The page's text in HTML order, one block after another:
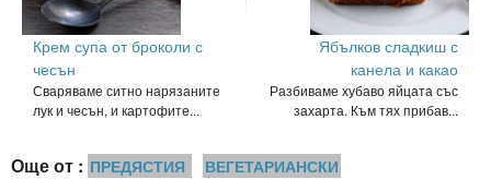
Крем супа от броколи с
чесън
Сваряваме ситно нарязаните
лук и чесън, и картофите...
Ябълков сладкиш с
канела и какао
Разбиваме хубаво яйцата със
захарта. Към тях прибав...
Още от : ПРЕДЯСТИЯ ВЕГЕТАРИАНСКИ